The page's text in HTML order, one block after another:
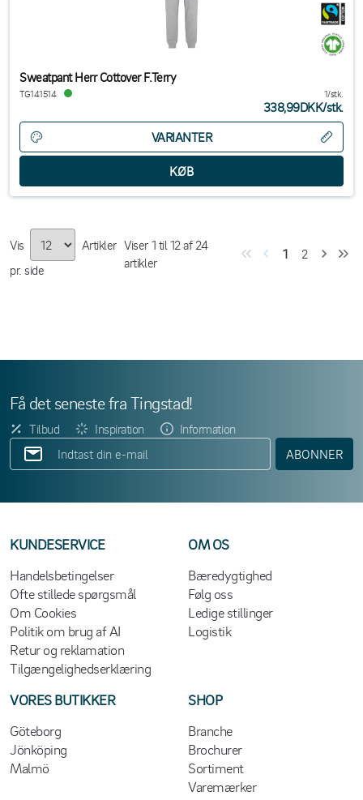
Sweatpant Herr Cottover F.Terry
TG141514 1/stk.
338,99DKK/stk.
VARIANTER
Vis
Artikler
pr. side
Viser 1 til12af 24
artikler
1 2
Få det seneste fra Tingstad!
Tilbud Inspiration
Information
ABONNER
KUNDESERVICE
Handelsbetingelser
Ofte stillede spørgsmål
Om Cookies
Politik om brug af AI
Retur og reklamation
Tilgængelighedserklæring
OM OS
Bæredygtighed
Følg oss
Ledige stillinger
Logistik
VORES BUTIKKER
Göteborg
Jönköping
Malmö
SHOP
Branche
Brochurer
Sortiment
Varemærker